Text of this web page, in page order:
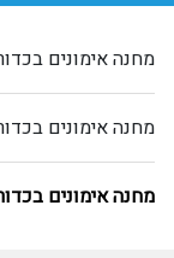
מחנה אימונים בכדורשת - קיץ
מחנה אימונים בכדורשת - קיץ
מחנה אימונים בכדורשת - קיץ